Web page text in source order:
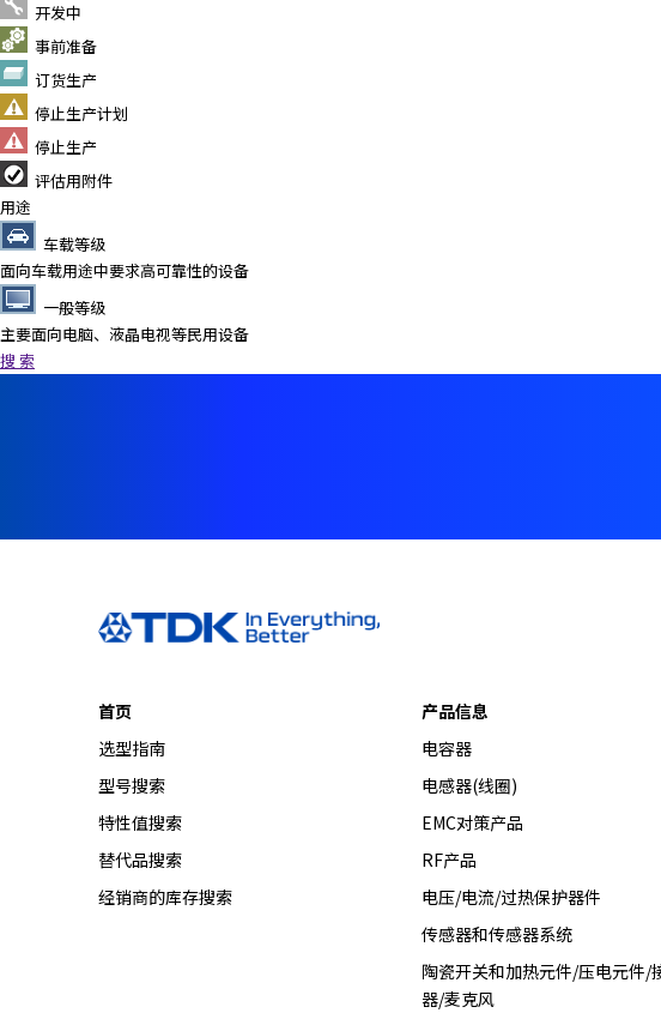
开发中
事前准备
订货生产
停止生产计划
停止生产
评估用附件
用途
车载等级
面向车载用途中要求高可靠性的设备
一般等级
主要面向电脑、液晶电视等民用设备
搜 索
首页
选型指南
型号搜索
特性值搜索
替代品搜索
经销商的库存搜索
产品信息
电容器
电感器(线圈)
EMC对策产品
RF产品
电压/电流/过热保护器件
传感器和传感器系统
陶瓷开关和加热元件/压电元件/
器/麦克风